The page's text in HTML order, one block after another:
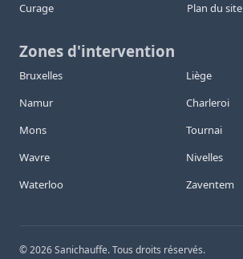
Curage
Plan du site
Zones d'intervention
Bruxelles
Liège
Namur
Charleroi
Mons
Tournai
Wavre
Nivelles
Waterloo
Zaventem
©2026Sanichauffe. Tous droits réservés.